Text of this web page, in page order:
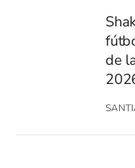
de